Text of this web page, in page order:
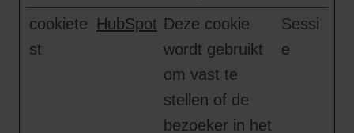
cookiete
st
HubSpot Deze cookie
wordt gebruikt
om vast te
stellen of de
bezoeker in het
Sessi
e